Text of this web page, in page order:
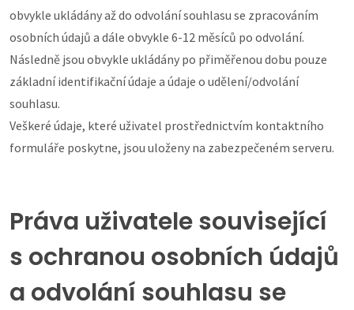
obvykle ukládány až do odvolání souhlasu se zpracováním
osobních údajů a dále obvykle 6-12 měsíců po odvolání.
Následně jsou obvykle ukládány po přiměřenou dobu pouze
základní identifikační údaje a údaje o udělení/odvolání
souhlasu.
Veškeré údaje, které uživatel prostřednictvím kontaktního
formuláře poskytne, jsou uloženy na zabezpečeném serveru.
Práva uživatele související
s ochranou osobních údajů
a odvolání souhlasu se